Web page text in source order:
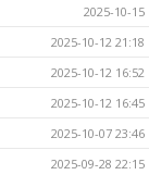
2025-10-15
2025-10-12 21:18
2025-10-12 16:52
2025-10-12 16:45
2025-10-07 23:46
2025-09-28 22:15